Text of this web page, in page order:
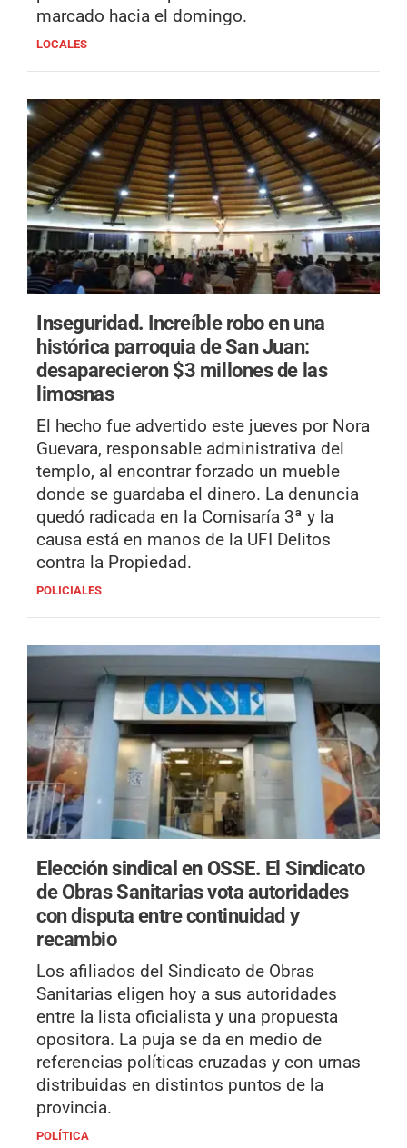
marcado hacia el domingo.
LOCALES
Inseguridad. Increíble robo en una
histórica parroquia de San Juan:
desaparecieron $3 millones de las
limosnas
El hecho fue advertido este jueves por Nora
Guevara, responsable administrativa del
templo, al encontrar forzado un mueble
donde se guardaba el dinero. La denuncia
quedó radicada en la Comisaría 3ª y la
causa está en manos de la UFI Delitos
contra la Propiedad.
POLICIALES
Elección sindical en OSSE. El Sindicato
de Obras Sanitarias vota autoridades
con disputa entre continuidad y
recambio
Los afiliados del Sindicato de Obras
Sanitarias eligen hoy a sus autoridades
entre la lista oficialista y una propuesta
opositora. La puja se da en medio de
referencias políticas cruzadas y con urnas
distribuidas en distintos puntos de la
provincia.
POLÍTICA